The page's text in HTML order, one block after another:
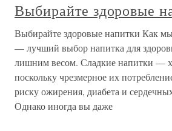
Выбирайте здоровые
Выбирайте здоровые напитки Как
— лучший выбор напитка для
лишним весом. Сладкие напитки —
поскольку чрезмерное их
риску ожирения, диабета и
Однако иногда вы даже